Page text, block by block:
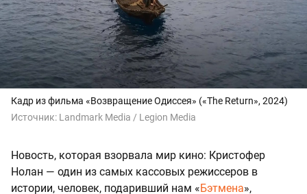
Кадр из фильма «Возвращение Одиссея» («The Return», 2024)
Источник: Landmark Media / Legion Media
Новость, которая взорвала мир кино: Кристофер
Нолан — один из самых кассовых режиссеров в
истории, человек, подаривший нам «Бэтмена»,